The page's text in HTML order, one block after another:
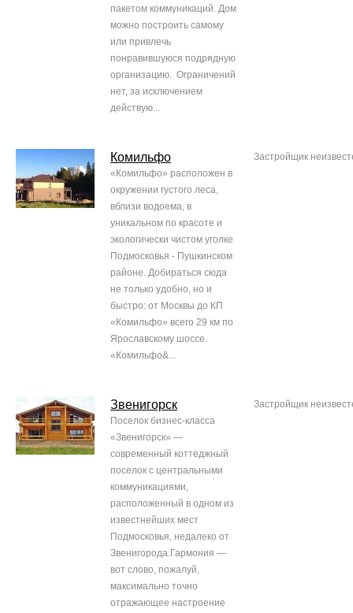
пакетом коммуникаций. Дом
можно построить самому
или привлечь
понравившуюся подрядную
организацию. Ограничений
нет, за исключением
действую...
Комильфо
«Комильфо» расположен в
окружении густого леса,
вблизи водоема, в
уникальном по красоте и
экологически чистом уголке
Подмосковья - Пушкинском
районе. Добираться сюда
не только удобно, но и
быстро: от Москвы до КП
«Комильфо» всего 29 км по
Ярославскому шоссе.
«Комильфо&...
Застройщик
Звенигорск
Поселок бизнес-класса
«Звенигорск» —
современный коттеджный
поселок с центральными
коммуникациями,
расположенный в одном из
известнейших мест
Подмосковья, недалеко от
Звенигорода.Гармония —
вот слово, пожалуй,
максимально точно
отражающее настроение
Застройщик